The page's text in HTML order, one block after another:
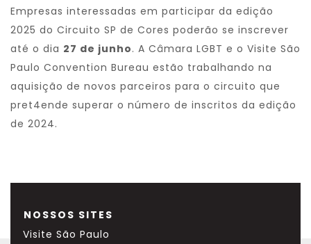
Empresas interessadas em participar da edição
2025 do Circuito SP de Cores poderão se inscrever
até o dia 27 de junho. A Câmara LGBT e o Visite São
Paulo Convention Bureau estão trabalhando na
aquisição de novos parceiros para o circuito que
pret4ende superar o número de inscritos da edição
de 2024.
NOSSOS SITES
Visite São Paulo